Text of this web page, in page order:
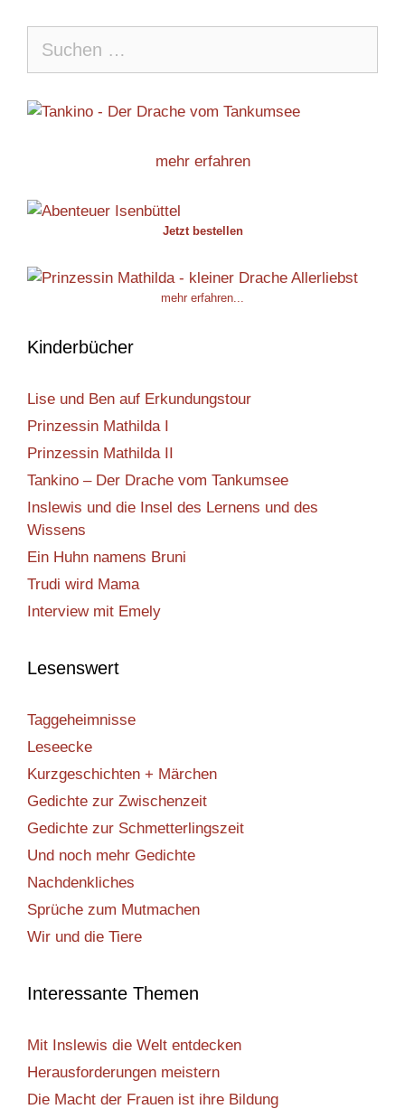
nach:
mehr erfahren
Jetzt bestellen
mehr erfahren...
Kinderbücher
Lise und Ben auf Erkundungstour
Prinzessin Mathilda I
Prinzessin Mathilda II
Tankino – Der Drache vom Tankumsee
Inslewis und die Insel des Lernens und des
Wissens
Ein Huhn namens Bruni
Trudi wird Mama
Interview mit Emely
Lesenswert
Taggeheimnisse
Leseecke
Kurzgeschichten + Märchen
Gedichte zur Zwischenzeit
Gedichte zur Schmetterlingszeit
Und noch mehr Gedichte
Nachdenkliches
Sprüche zum Mutmachen
Wir und die Tiere
Interessante Themen
Mit Inslewis die Welt entdecken
Herausforderungen meistern
Die Macht der Frauen ist ihre Bildung